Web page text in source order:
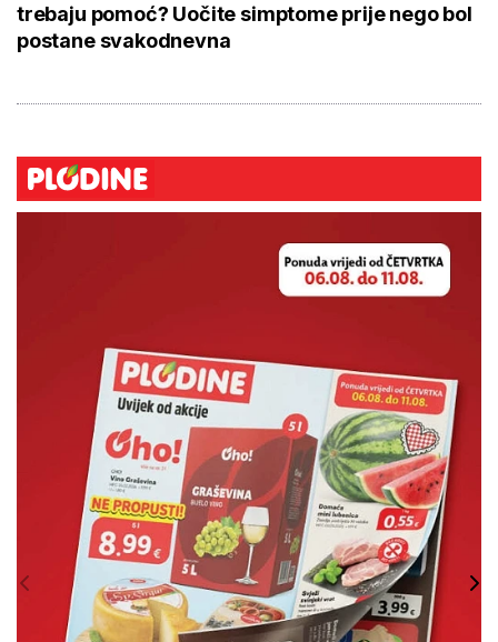
trebaju pomoć? Uočite simptome prije nego bol
postane svakodnevna